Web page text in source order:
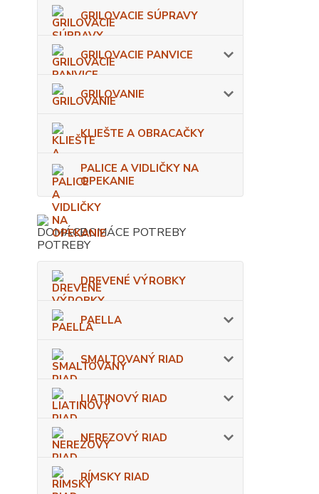
GRILOVACIE SÚPRAVY
GRILOVACIE PANVICE
GRILOVANIE
KLIEŠTE A OBRACAČKY
PALICE A VIDLIČKY NA
OPEKANIE
DOMÁCE POTREBY
DREVENÉ VÝROBKY
PAELLA
SMALTOVANÝ RIAD
LIATINOVÝ RIAD
NEREZOVÝ RIAD
RÍMSKY RIAD